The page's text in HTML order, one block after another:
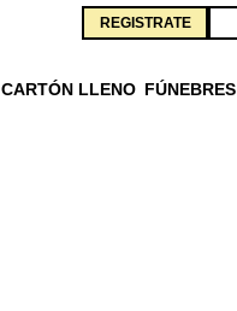
REGISTRATE
CARTÓN LLENO FÚNEBRES